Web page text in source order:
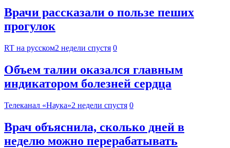
Врачи рассказали о пользе пеших
прогулок
RT на русском2 недели спустя 0
Объем талии оказался главным
индикатором болезней сердца
Телеканал «Наука»2 недели спустя 0
Врач объяснила, сколько дней в
неделю можно перерабатывать